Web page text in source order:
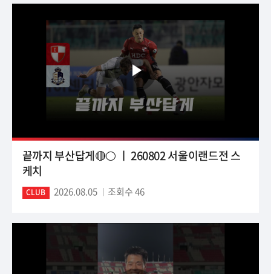
끝까지 부산답게🔴⚪ ㅣ 260802 서울이랜드전 스
케치
CLUB 2026.08.05 조회수 46